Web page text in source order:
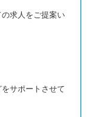
求人をご提案い
サポートさせて